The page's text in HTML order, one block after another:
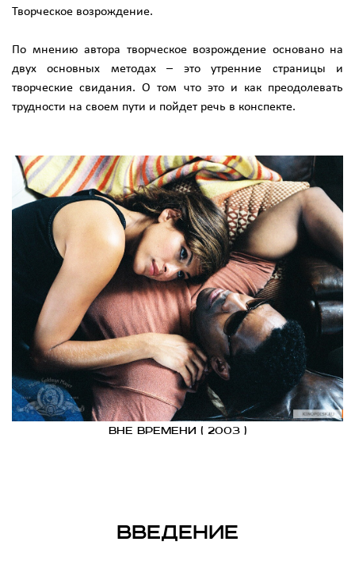
Творческое возрождение.
По мнению автора творческое возрождение основано на
двух основных методах – это утренние страницы и
творческие свидания. О том что это и как преодолевать
трудности на своем пути и пойдет речь в конспекте.
Вне времени ( 2003 )
Введение